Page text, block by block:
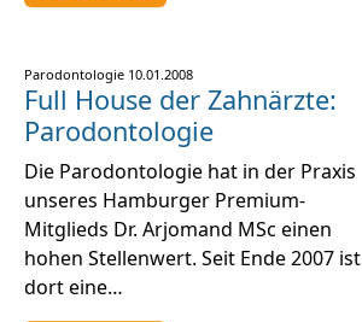
Parodontologie 10.01.2008
Full House der Zahnärzte:
Parodontologie
Die Parodontologie hat in der Praxis
unseres Hamburger Premium-
Mitglieds Dr. Arjomand MSc einen
hohen Stellenwert. Seit Ende 2007 ist
dort eine…